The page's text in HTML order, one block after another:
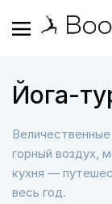
Йога-
горный воздух,
кухня —
весь год.